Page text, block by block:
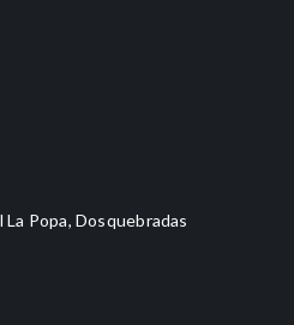
La Popa, Dosquebradas